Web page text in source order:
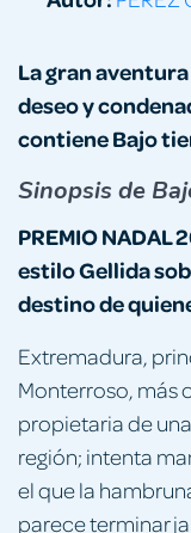
La gran
deseo y
contiene Bajo
Sinopsis de
PREMIO NADAL
estilo Gellida
destino de
Extremadura,
Monterroso, más
propietaria de
región; intenta
el que la
parece terminar